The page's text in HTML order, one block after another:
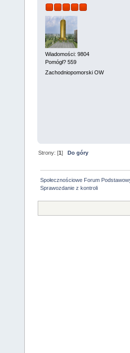
Wiadomości: 9804
Pomógł? 559
Zachodniopomorski OW
Strony: [1]Do góry
Społecznościowe Forum
Sprawozdanie z kontroli